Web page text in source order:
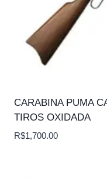
CARABINA PUMA
TIROS OXIDADA
R$1,700.00